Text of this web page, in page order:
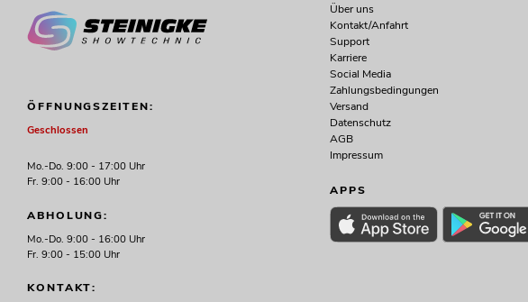
ÖFFNUNGSZEITEN:
Geschlossen
Mo.-Do. 9:00 - 17:00 Uhr
Fr. 9:00 - 16:00 Uhr
ABHOLUNG:
Mo.-Do. 9:00 - 16:00 Uhr
Fr. 9:00 - 15:00 Uhr
KONTAKT:
Über uns
Kontakt/Anfahrt
Support
Karriere
Social Media
Zahlungsbedingungen
Versand
Datenschutz
AGB
Impressum
APPS